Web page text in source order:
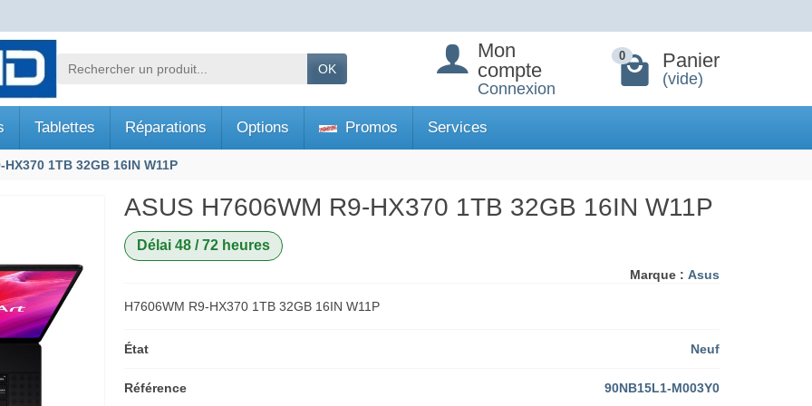
OK
Mon
compte
Connexion
0 Panier
(vide)
Tablettes Réparations Options Promos Services
HX370 1TB 32GB 16IN W11P
ASUS H7606WM R9-HX370 1TB 32GB 16IN W11P
Délai 48 / 72 heures
Marque : Asus
H7606WM R9-HX370 1TB 32GB 16IN W11P
État Neuf
Référence 90NB15L1-M003Y0